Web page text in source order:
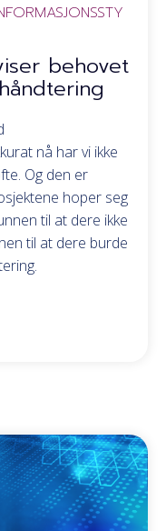
behovet
nå har vi ikke
Og den er
hoper seg
til at dere ikke
til at dere burde